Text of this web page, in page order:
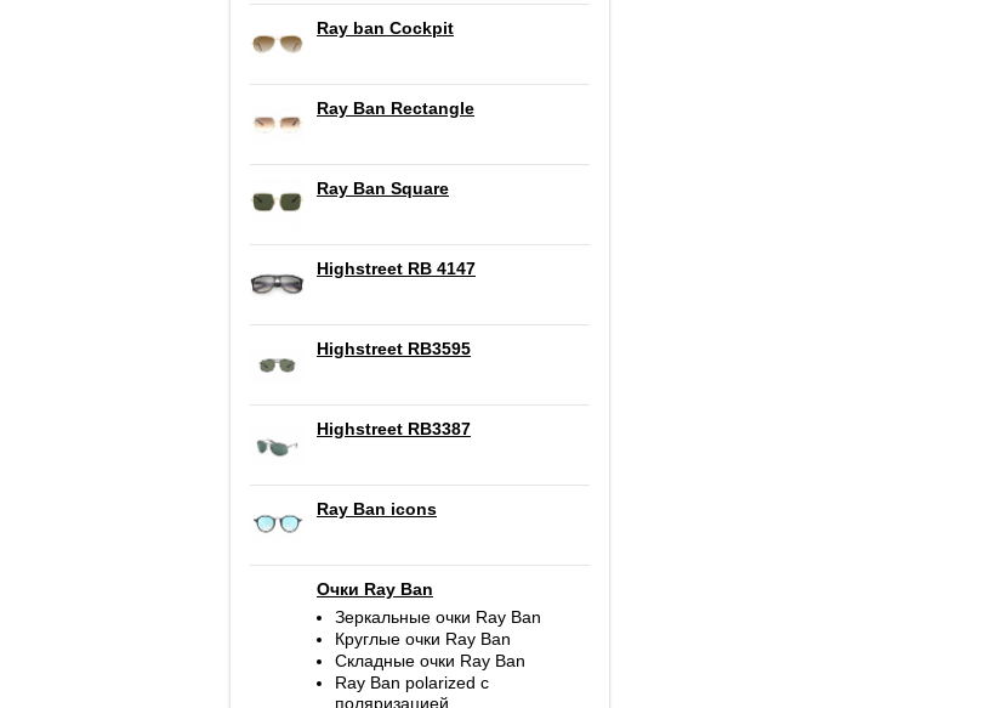
Ray ban Cockpit
Ray Ban Rectangle
Ray Ban Square
Highstreet RB 4147
Highstreet RB3595
Highstreet RB3387
Ray Ban icons
Очки Ray Ban
Зеркальные очки Ray Ban
Круглые очки Ray Ban
Складные очки Ray Ban
Ray Ban polarized c
поляризацией